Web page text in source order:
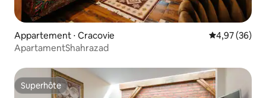
Appartement ⋅ Cracovie Évaluation
4,97 (36)
ApartamentShahrazad
Superhôte
Superhôte